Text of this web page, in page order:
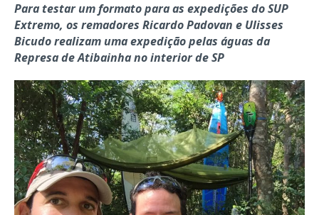
Para testar um formato para as expedições do SUP
Extremo, os remadores Ricardo Padovan e Ulisses
Bicudo realizam uma expedição pelas águas da
Represa de Atibainha no interior de SP